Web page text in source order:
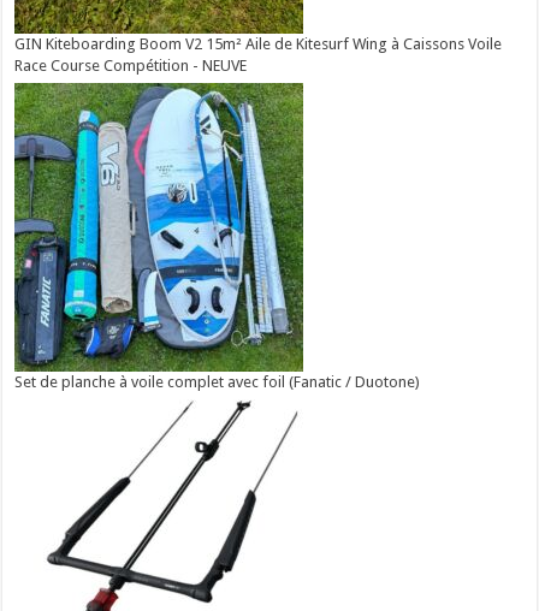
GIN Kiteboarding Boom V2 15m² Aile de Kitesurf Wing à Caissons Voile
Race Course Compétition - NEUVE
Set de planche à voile complet avec foil (Fanatic / Duotone)